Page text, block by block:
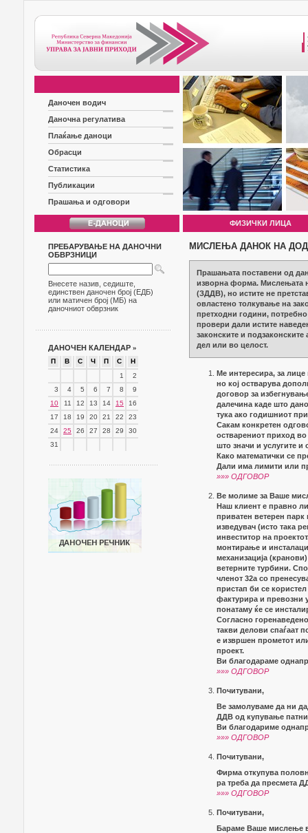
Даночен водич
Даночна регулатива
Плаќање даноци
Обрасци
Статистика
Публикации
Прашања и одговори
ФИЗИЧКИ ЛИЦА
ПРЕБАРУВАЊЕ НА ДАНОЧНИ
ОБВРЗНИЦИ
Внесете назив, седиште,
единствен даночен број (ЕДБ)
или матичен број (МБ) на
даночниот обврзник
ДАНОЧЕН КАЛЕНДАР »
П В С Ч П С
Н
1
2
3
4 5 6 7 8
9
10
11 12 13 14 15
16
17
18 19 20 21 22
23
24
25 26 27 28 29
30
31
МИСЛЕЊА ДАНОК НА
Прашањата поставени од
изворна форма. Мислењата
(ЗДДВ), но истите не
овластено толкување на
претходни години,
провери дали истите
законските и
дел или во целост.
Ме интересира, за лице
но кој остварува
договор за
далечина каде што
тука ако годишниот
Сакам конкретен
остварениот приход во
што значи и услугите и
Како математички се
Дали има лимити или
»»» ОДГОВОР
Ве молиме за Ваше
Наш клиент е правно
приватен ветерен
изведувач (исто така
инвеститор на
монтирање и
механизација
ветерните турбини.
членот 32а со
пристап би се
фактурира и превозни
понатаму ќе се
Согласно
такви делови спаѓаат
е извршен прометот
проект.
Ви благодараме
»»» ОДГОВОР
Почитувани,
Ве замолуваме да ни
ДДВ од купување
Ви благодариме
»»» ОДГОВОР
Почитувани,
Фирма откупува
ра треба да пресмета
»»» ОДГОВОР
Почитувани,
Бараме Ваше мислење